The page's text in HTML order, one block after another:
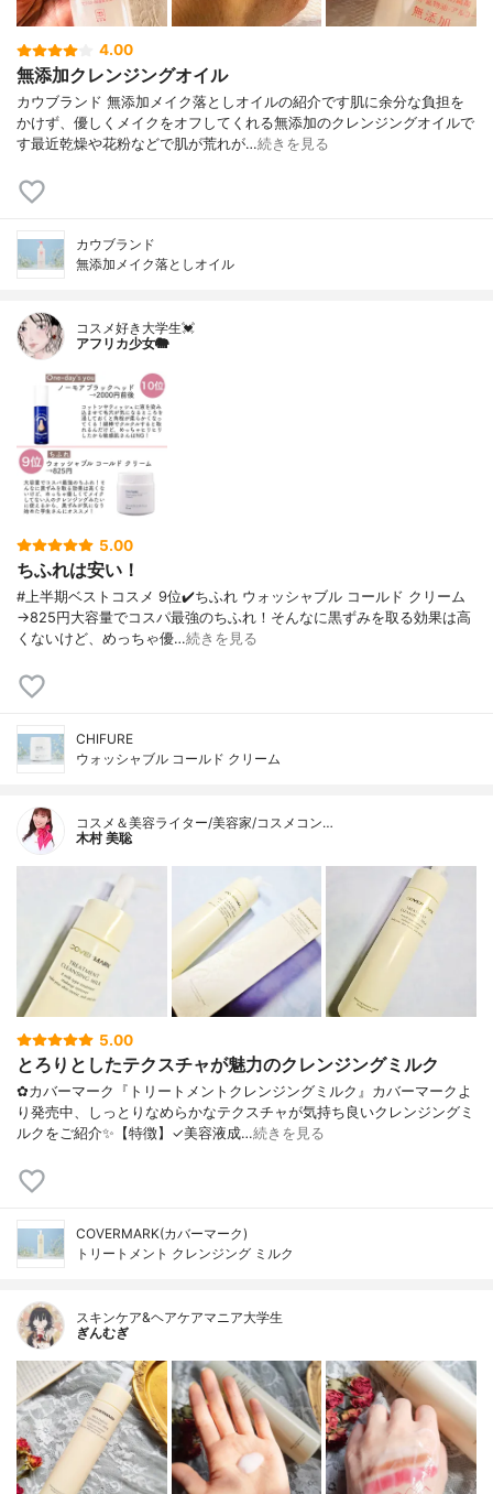
4.00
無添加クレンジングオイル
カウブランド 無添加メイク落としオイルの紹介です肌に余分な負担を
かけず、優しくメイクをオフしてくれる無添加のクレンジングオイルで
す最近乾燥や花粉などで肌が荒れが…続きを見る
カウブランド
無添加メイク落としオイル
コスメ好き大学生💓
アフリカ少女🐘
5.00
ちふれは安い！
#上半期ベストコスメ 9位✔️ちふれ ウォッシャブル コールド クリーム
→825円大容量でコスパ最強のちふれ！そんなに黒ずみを取る効果は高
くないけど、めっちゃ優…続きを見る
CHIFURE
ウォッシャブル コールド クリーム
コスメ＆美容ライター/美容家/コスメコン…
木村 美聡
5.00
とろりとしたテクスチャが魅力のクレンジングミルク
✿カバーマーク『トリートメントクレンジングミルク』カバーマークよ
り発売中、しっとりなめらかなテクスチャが気持ち良いクレンジングミ
ルクをご紹介✨【特徴】✓美容液成…続きを見る
COVERMARK(カバーマーク)
トリートメント クレンジング ミルク
スキンケア&ヘアケアマニア大学生
ぎんむぎ